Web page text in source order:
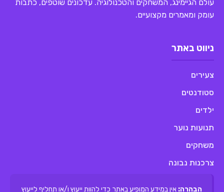
עולם הגיימינג, המשחקים והטכנולוגיה. עדכונים שוטפים, כתבות
עומק ומאמרים מקצועיים.
ניווט באתר
צעירים
סטודנטים
ילדים
תנועות נוער
משחקים
צרכנות נבונה
הבהרה: אין במידע המופיע באתר כדי להוות ייעוץ ו/או תחליף לייעוץ